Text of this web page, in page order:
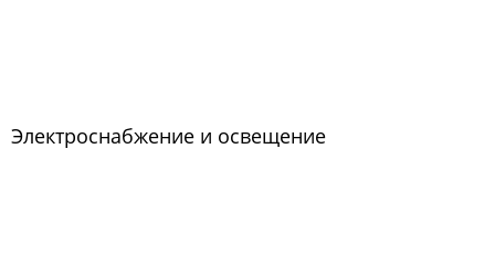
Электроснабжение и освещение